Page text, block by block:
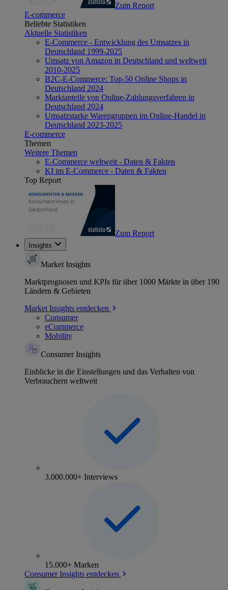
Zum Report
E-commerce
Beliebte Statistiken
Aktuelle Statistiken
E-Commerce - Entwicklung des Umsatzes in
Deutschland 1999-2025
Umsatz von Amazon in Deutschland und weltweit
2010-2025
B2C-E-Commerce: Top-50 Online Shops in
Deutschland 2024
Marktanteile von Online-Zahlungsverfahren in
Deutschland 2024
Umsatzstarke Warengruppen im Online-Handel in
Deutschland 2023-2025
E-commerce
Themen
Weitere Themen
E-Commerce weltweit - Daten & Fakten
KI im E-Commerce - Daten & Fakten
Top Report
Zum Report
Insights
Market Insights
Marktprognosen und KPIs für über 1000 Märkte in über 190
Ländern & Gebieten
Market Insights entdecken
Consumer
eCommerce
Mobility
Consumer Insights
Einblicke in die Einstellungen und das Verhalten von
Verbrauchern weltweit
3.000.000+ Interviews
15.000+ Marken
Consumer Insights entdecken